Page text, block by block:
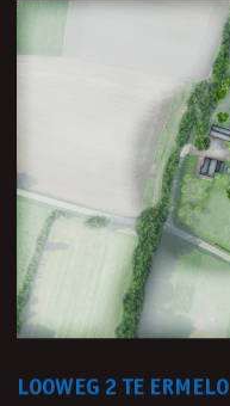
LOOWEG 2 TE ERMELO